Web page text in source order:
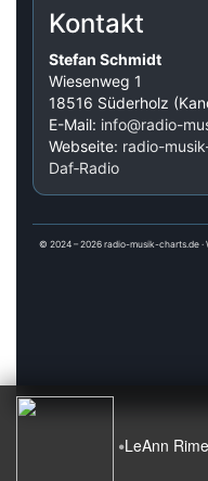
Kontakt
Stefan Schmidt
Wiesenweg 1
18516 Süderholz
E-Mail: info@radio-
Webseite: radio-
Daf‑Radio
© 2024 – 2026 radio-musik-charts.de
•LeAnn